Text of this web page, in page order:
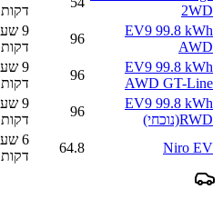
2WD
דקות
EV9 99.8 kWh
AWD
96
דקות
EV9 99.8 kWh
AWD GT-Line
96
דקות
EV9 99.8 kWh
RWD(נוכחי)
96
דקות
Niro EV
64.8
דקות